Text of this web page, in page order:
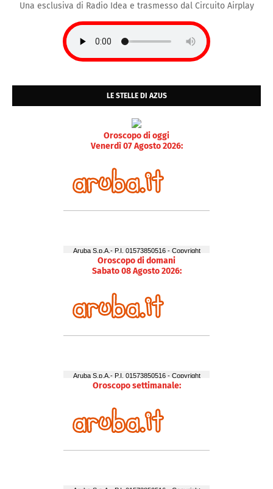
Una esclusiva di Radio Idea e trasmesso dal Circuito Airplay
LE STELLE DI AZUS
Oroscopo di oggi
Venerdì 07 Agosto 2026:
Oroscopo di domani
Sabato 08 Agosto 2026:
Oroscopo settimanale: